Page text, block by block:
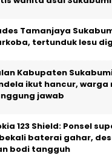
Tamanjaya
tertunduk lesu
Kabupaten
ikut hancur,
jawab
123 Shield: Ponsel
baterai gahar,
bodi tangguh